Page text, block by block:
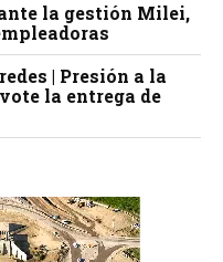
la gestión Milei,
| Presión a la
la entrega de